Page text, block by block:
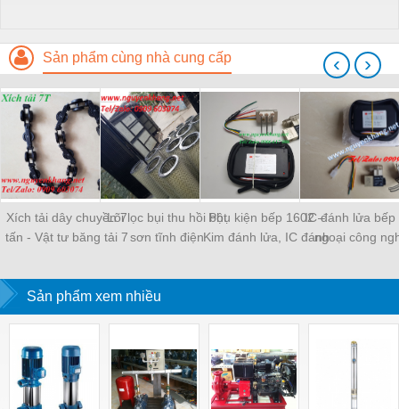
Sản phẩm cùng nhà cung cấp
Xích tải dây chuyền 7
tấn - Vật tư băng tải 7
Lõi lọc bụi thu hồi bột
sơn tĩnh điện
Phụ kiện bếp 1602 –
Kim đánh lửa, IC đánh
IC đánh lửa bếp
ngoại công
‹ ›
Sản phẩm xem nhiều